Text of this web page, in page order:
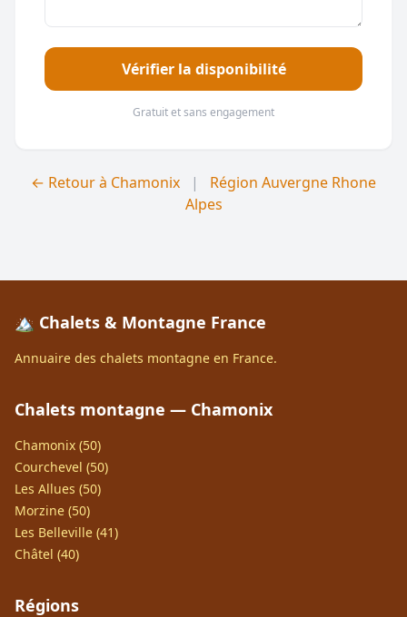
Vérifier la disponibilité
Gratuit et sans engagement
← Retour à Chamonix |
Région Auvergne Rhone
Alpes
🏔️ Chalets & Montagne France
Annuaire des chalets montagne en France.
Chalets montagne — Chamonix
Chamonix (50)
Courchevel (50)
Les Allues (50)
Morzine (50)
Les Belleville (41)
Châtel (40)
Régions